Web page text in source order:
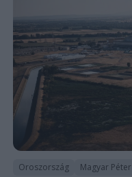
Oroszország Magyar Péter